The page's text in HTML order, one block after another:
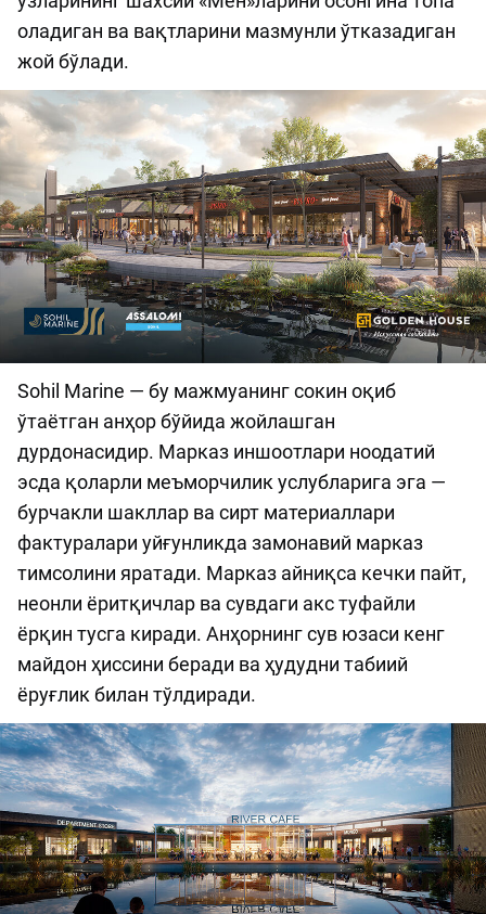
оладиган ва вақтларини мазмунли ўтказадиган
жой бўлади.
Sohil Marine — бу мажмуанинг сокин оқиб
ўтаётган анҳор бўйида жойлашган
дурдонасидир. Марказ иншоотлари ноодатий
эсда қоларли меъморчилик услубларига эга —
бурчакли шакллар ва сирт материаллари
фактуралари уйғунликда замонавий марказ
тимсолини яратади. Марказ айниқса кечки пайт,
неонли ёритқичлар ва сувдаги акс туфайли
ёрқин тусга киради. Анҳорнинг сув юзаси кенг
майдон ҳиссини беради ва ҳудудни табиий
ёруғлик билан тўлдиради.